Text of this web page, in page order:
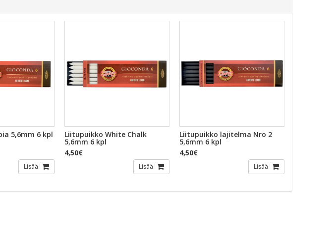
5,6mm 6 kpl
Lisää
Liitupuikko White Chalk
5,6mm 6 kpl
4,50€
Lisää
Liitupuikko lajitelma Nro 2
5,6mm 6 kpl
4,50€
Lisää